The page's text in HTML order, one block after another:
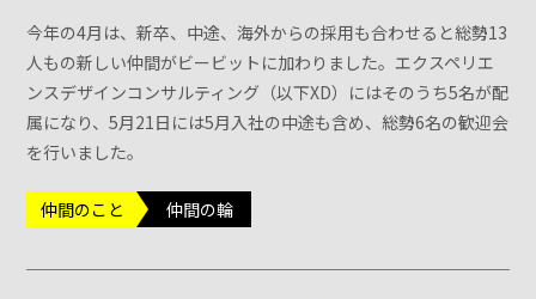
今年の4月は、新卒、中途、海外からの採用も合わせると総勢13
人もの新しい仲間がビービットに加わりました。エクスペリエ
ンスデザインコンサルティング（以下XD）にはそのうち5名が配
属になり、5月21日には5月入社の中途も含め、総勢6名の歓迎会
を行いました。
仲間のこと 仲間の輪